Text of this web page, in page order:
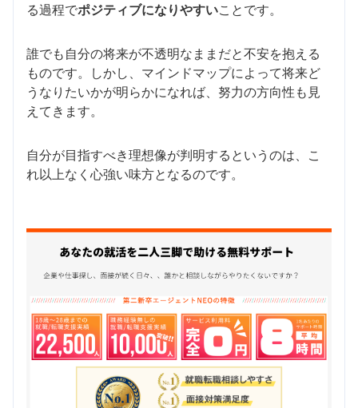
る過程でポジティブになりやすいことです。
誰でも自分の将来が不透明なままだと不安を抱える
ものです。しかし、マインドマップによって将来ど
うなりたいかが明らかになれば、努力の方向性も見
えてきます。
自分が目指すべき理想像が判明するというのは、こ
れ以上なく心強い味方となるのです。